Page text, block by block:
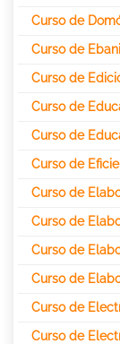
Curso de
Curso de
Curso de
Curso de
Curso de
Curso de
Curso de
Curso de
Curso de
Curso de
Curso de
Curso de